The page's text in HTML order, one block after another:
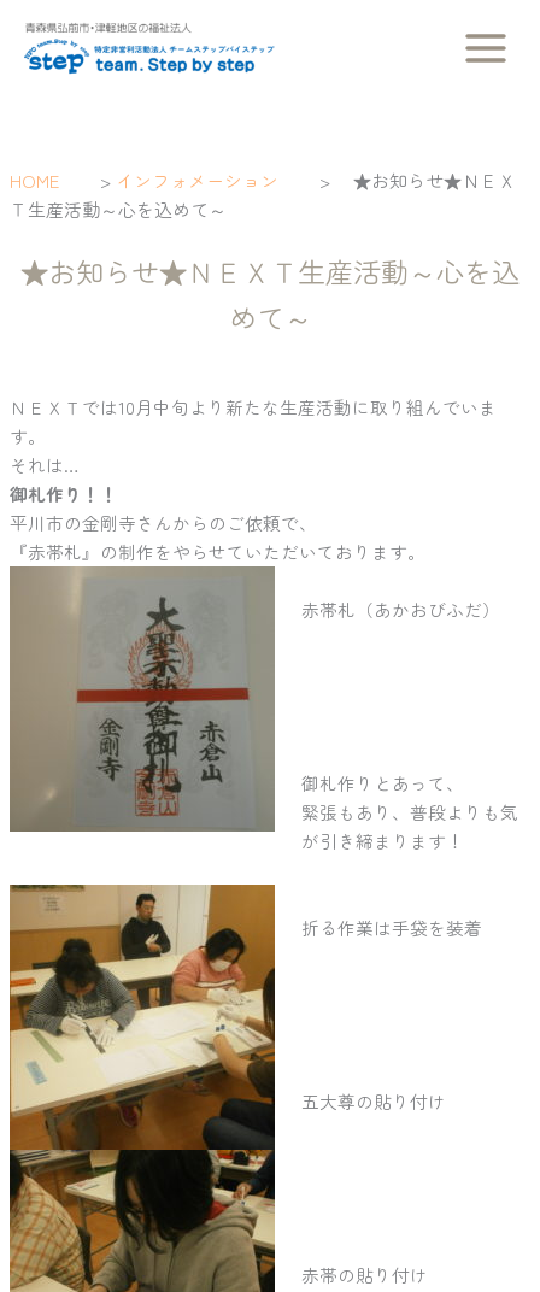
プHOME > インフォメーション >
★お知らせ★ＮＥＸ
Ｔ生産活動～心を込めて～
★お知らせ★ＮＥＸＴ生産活動～心を込
めて～
ＮＥＸＴでは10月中旬より新たな生産活動に取り組んでいま
す。
それは…
御札作り！！
平川市の金剛寺さんからのご依頼で、
『赤帯札』の制作をやらせていただいております。
赤帯札（あかおびふだ）
御札作りとあって、
緊張もあり、普段よりも気
が引き締まります！
折る作業は手袋を装着
五大尊の貼り付け
赤帯の貼り付け